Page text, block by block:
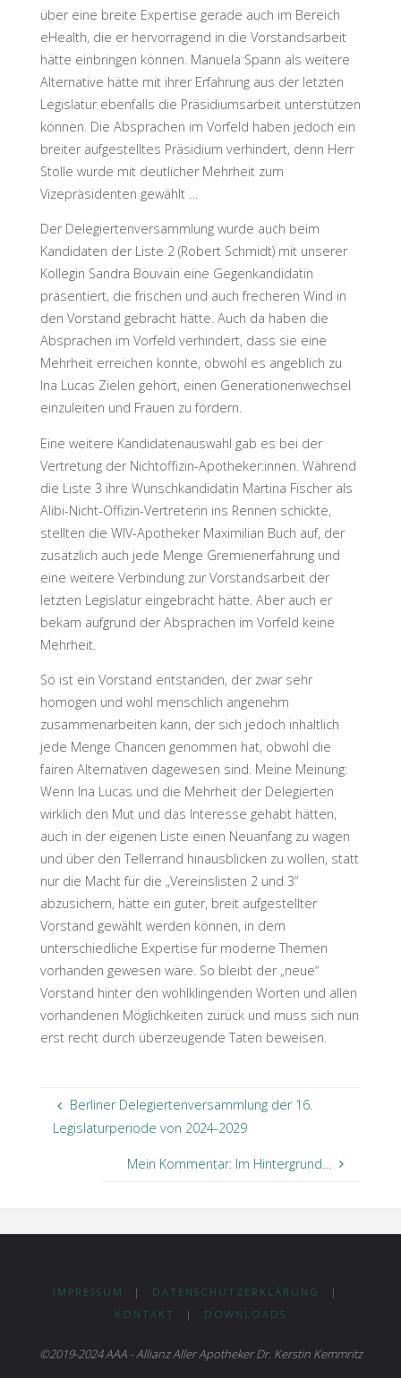
über eine breite Expertise gerade auch im Bereich
eHealth, die er hervorragend in die Vorstandsarbeit
hätte einbringen können. Manuela Spann als weitere
Alternative hätte mit ihrer Erfahrung aus der letzten
Legislatur ebenfalls die Präsidiumsarbeit unterstützen
können. Die Absprachen im Vorfeld haben jedoch ein
breiter aufgestelltes Präsidium verhindert, denn Herr
Stolle wurde mit deutlicher Mehrheit zum
Vizepräsidenten gewählt …
Der Delegiertenversammlung wurde auch beim
Kandidaten der Liste 2 (Robert Schmidt) mit unserer
Kollegin Sandra Bouvain eine Gegenkandidatin
präsentiert, die frischen und auch frecheren Wind in
den Vorstand gebracht hätte. Auch da haben die
Absprachen im Vorfeld verhindert, dass sie eine
Mehrheit erreichen konnte, obwohl es angeblich zu
Ina Lucas Zielen gehört, einen Generationenwechsel
einzuleiten und Frauen zu fördern.
Eine weitere Kandidatenauswahl gab es bei der
Vertretung der Nichtoffizin-Apotheker:innen. Während
die Liste 3 ihre Wunschkandidatin Martina Fischer als
Alibi-Nicht-Offizin-Vertreterin ins Rennen schickte,
stellten die WIV-Apotheker Maximilian Buch auf, der
zusätzlich auch jede Menge Gremienerfahrung und
eine weitere Verbindung zur Vorstandsarbeit der
letzten Legislatur eingebracht hätte. Aber auch er
bekam aufgrund der Absprachen im Vorfeld keine
Mehrheit.
So ist ein Vorstand entstanden, der zwar sehr
homogen und wohl menschlich angenehm
zusammenarbeiten kann, der sich jedoch inhaltlich
jede Menge Chancen genommen hat, obwohl die
fairen Alternativen dagewesen sind. Meine Meinung:
Wenn Ina Lucas und die Mehrheit der Delegierten
wirklich den Mut und das Interesse gehabt hätten,
auch in der eigenen Liste einen Neuanfang zu wagen
und über den Tellerrand hinausblicken zu wollen, statt
nur die Macht für die „Vereinslisten 2 und 3“
abzusichern, hätte ein guter, breit aufgestellter
Vorstand gewählt werden können, in dem
unterschiedliche Expertise für moderne Themen
vorhanden gewesen wäre. So bleibt der „neue“
Vorstand hinter den wohlklingenden Worten und allen
vorhandenen Möglichkeiten zurück und muss sich nun
erst recht durch überzeugende Taten beweisen.
Berliner Delegiertenversammlung der 16.
Legislaturperiode von 2024-2029
Mein Kommentar: Im Hintergrund…
IMPRESSUM | DATENSCHUTZERKLÄRUNG
|
KONTAKT
| DOWNLOADS
©2019-2024 AAA - Allianz Aller Apotheker Dr. Kerstin Kemmritz